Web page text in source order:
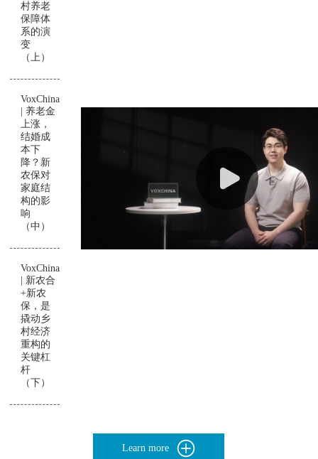
村养老
保障体
系的演
变
（上）
VoxChina
| 养老金
上涨，
结婚成
本下
降？新
农保对
家庭结
构的影
响
（中）
VoxChina
| 新农合
+新农
保，是
撬动乡
村经济
重构的
关键杠
杆
（下）
Learn more